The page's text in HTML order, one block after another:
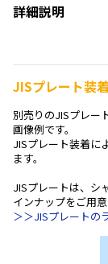
詳細説明
JISプレート装
別売りのJISプレー
画像例です。
JISプレート装着に
ます。
JISプレートは、シ
インナップをご用意
＞＞JISプレートの